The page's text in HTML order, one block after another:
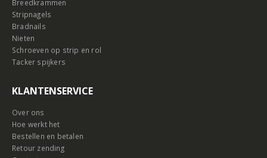
Breedkrammen
Stripnagels
Bradnails
Nieten
Schroeven op strip en rol
Tacker spijkers
KLANTENSERVICE
Over ons
Hoe werkt het
Bestellen en betalen
Retour zending